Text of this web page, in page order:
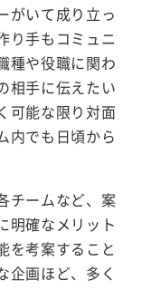
がいて成り立っ
り手もコミュニ
種や役職に関わ
相手に伝えたい
可能な限り対面
内でも日頃から
チームなど、案
明確なメリット
を考案すること
企画ほど、多く